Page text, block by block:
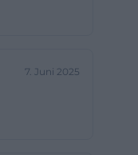
7. Juni 2025